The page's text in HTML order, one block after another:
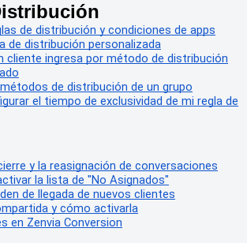
de distribución y condiciones de apps
de distribución personalizada
cliente ingresa por método de distribución
de distribución de un grupo
el tiempo de exclusividad de mi regla de
y la reasignación de conversaciones
la lista de "No Asignados"
de llegada de nuevos clientes
y cómo activarla
en Zenvia Conversion